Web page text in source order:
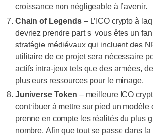
croissance non négligeable à l’avenir.
Chain of Legends– L’ICO crypto à
devriez prendre part si vous êtes un
stratégie médiévaux qui incluent des
utilitaire de ce projet sera nécessaire
actifs intra-jeux tels que des armées,
plusieurs ressources pour le minage.
Juniverse Token – meilleure ICO
contribuer à mettre sur pied un modèle
prenne en compte les réalités du plus
nombre. Afin que tout se passe dans la